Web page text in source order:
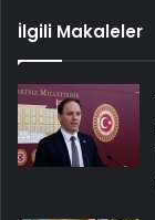
İlgili Makaleler